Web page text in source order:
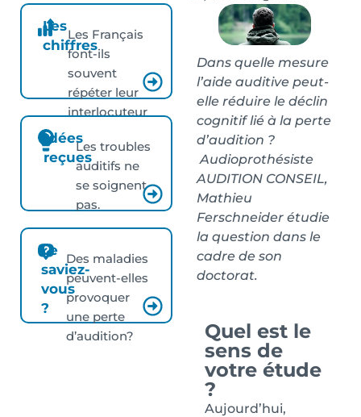
Les
chiffres
Les Français
font-ils
souvent
répéter leur
interlocuteur
?
Idées
reçues
Les troubles
auditifs ne
se soignent
pas.
Le
saviez-
vous
?
Des maladies
peuvent-elles
provoquer
une perte
d’audition?
Dans quelle mesure
l’aide auditive peut-
elle réduire le déclin
cognitif lié à la perte
d’audition ?
Audioprothésiste
AUDITION CONSEIL,
Mathieu
Ferschneider étudie
la question dans le
cadre de son
doctorat.
Quel est le
sens de
votre étude
?
Aujourd’hui,